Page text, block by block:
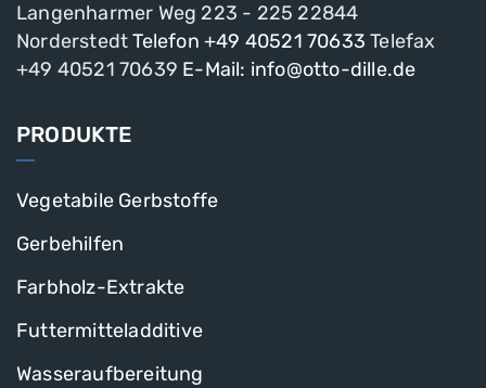
Langenharmer Weg 223 - 225 22844
Norderstedt Telefon +49 40521 70633 Telefax
+49 40521 70639 E-Mail: info@otto-dille.de
PRODUKTE
Vegetabile Gerbstoffe
Gerbehilfen
Farbholz-Extrakte
Futtermitteladditive
Wasseraufbereitung